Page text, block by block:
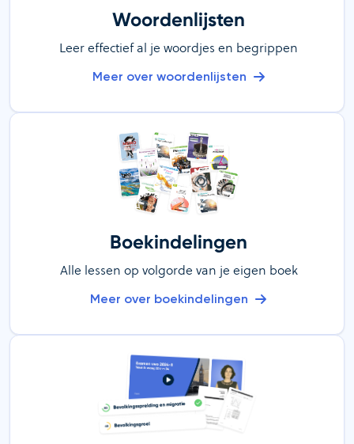
Woordenlijsten
Leer effectief al je woordjes en begrippen
Meer over woordenlijsten
Boekindelingen
Alle lessen op volgorde van je eigen boek
Meer over boekindelingen